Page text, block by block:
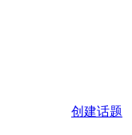
创建话题